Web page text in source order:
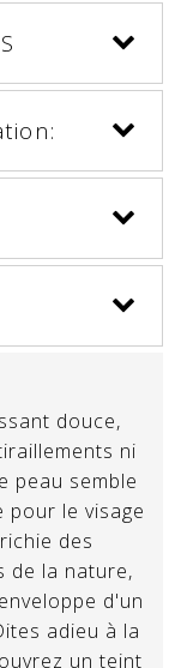
douce,
ni
peau semble
pour le visage
des
de la nature,
d'un
adieu à la
un teint